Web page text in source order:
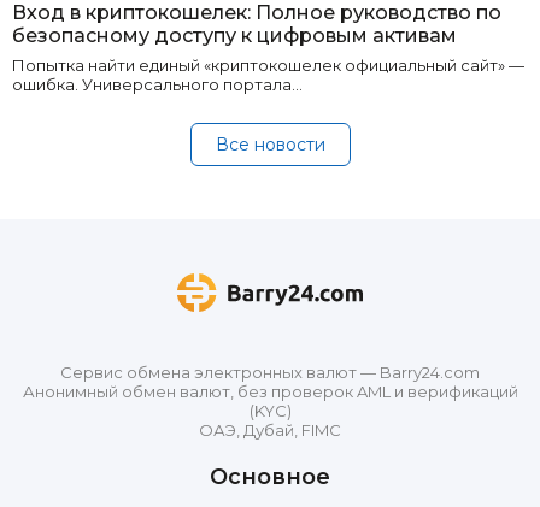
Вход в криптокошелек: Полное руководство по
безопасному доступу к цифровым активам
Попытка найти единый «криптокошелек официальный сайт» —
ошибка. Универсального портала…
Все новости
Сервис обмена электронных валют — Barry24.com
Анонимный обмен валют, без проверок AML и верификаций
(KYC)
ОАЭ, Дубай, FIMC
Основное